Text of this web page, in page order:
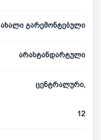
ახალი გარემონტებული
არასტანდარტული
ცენტრალური,
12